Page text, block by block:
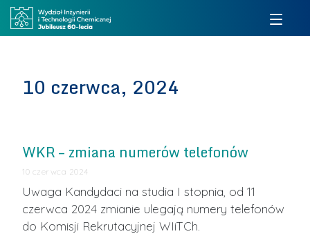
10 czerwca, 2024
WKR – zmiana numerów telefonów
10 czerwca 2024
Uwaga Kandydaci na studia I stopnia, od 11
czerwca 2024 zmianie ulegają numery telefonów
do Komisji Rekrutacyjnej WIiTCh.